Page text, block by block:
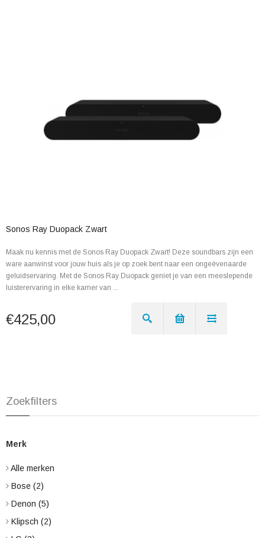
Sonos Ray Duopack Zwart
Maak nu kennis met de Sonos Ray Duopack Zwart! Deze soundbars zijn een
ware aanwinst voor jouw huis als je op zoek bent naar een ongeëvenaarde
geluidservaring. Met de Sonos Ray Duopack geniet je van een meeslepende
luisterervaring in elke kamer van ...
€425,00
Zoekfilters
Merk
Alle merken
Bose (2)
Denon (5)
Klipsch (2)